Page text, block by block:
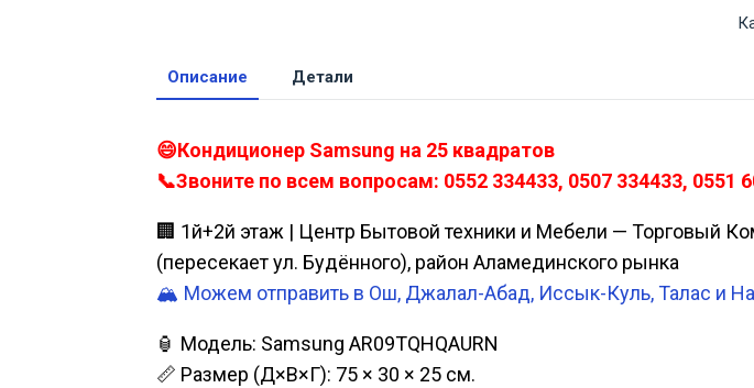
Описание Детали
😄Кондиционер Samsung на 25 квадратов
📞Звоните по всем вопросам: 0552 334433, 0507 334433, 0551
🏢 1й+2й этаж | Центр Бытовой техники и Мебели — Торговый
(пересекает ул. Будённого), район Аламединского рынка
🏔️ Можем отправить в Ош, Джалал-Абад, Иссык-Куль, Талас и
🏮 Модель: Samsung AR09TQHQAURN
📏 Размер (Д×В×Г): 75 × 30 × 25 см.